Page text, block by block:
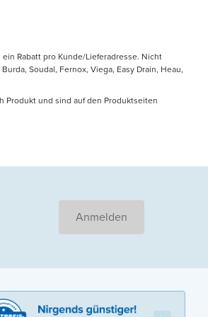
Rabatt pro Kunde/Lieferadresse. Nicht
Soudal, Fernox, Viega, Easy Drain, Heau,
Produkt und sind auf den Produktseiten
Anmelden